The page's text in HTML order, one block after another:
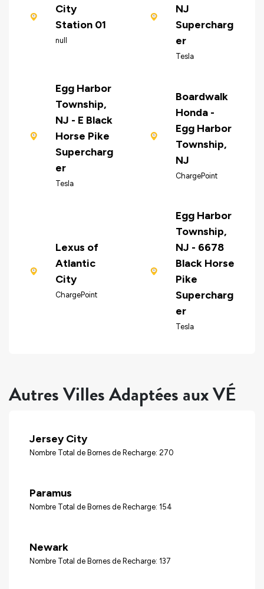
City
Station 01
null
NJ
Supercharg
er
Tesla
Egg Harbor
Township,
NJ - E Black
Horse Pike
Supercharg
er
Tesla
Boardwalk
Honda -
Egg Harbor
Township,
NJ
ChargePoint
Lexus of
Atlantic
City
ChargePoint
Egg Harbor
Township,
NJ - 6678
Black Horse
Pike
Supercharg
er
Tesla
Autres Villes Adaptées aux VÉ
Jersey City
Nombre Total de Bornes de Recharge: 270
Paramus
Nombre Total de Bornes de Recharge: 154
Newark
Nombre Total de Bornes de Recharge: 137